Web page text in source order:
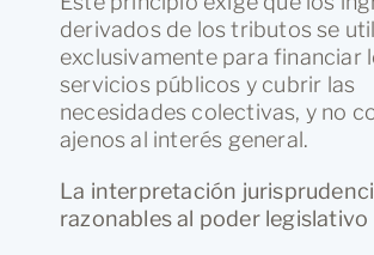
derivados de los tributos se
exclusivamente para financiar
servicios públicos y cubrir las
necesidades colectivas, y no
ajenos al interés general.
La interpretación
razonables al poder legislativo